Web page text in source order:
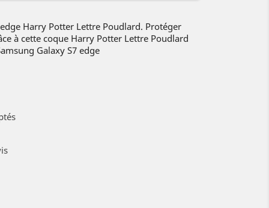
Harry Potter Lettre Poudlard. Protéger
à cette coque Harry Potter Lettre Poudlard
Galaxy S7 edge